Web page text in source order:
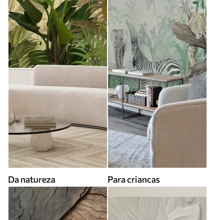
Da natureza Para criancas